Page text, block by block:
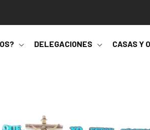
DELEGACIONES CASAS Y